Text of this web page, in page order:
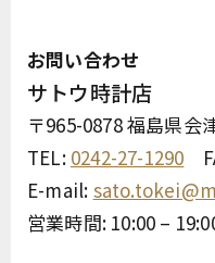
お問い合わせ
サトウ時計店
〒965-0878 福島県会
TEL: 0242-27-1290
E-mail:
営業時間: 10:00 –